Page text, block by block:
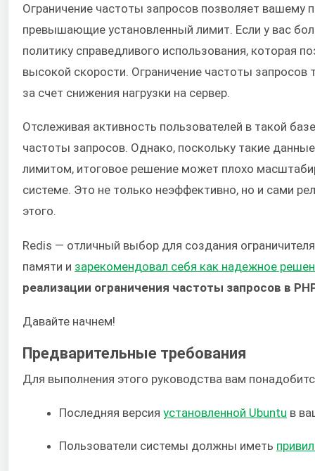
Ограничение частоты запросов позволяет вашему
превышающие установленный лимит. Если у вас
политику справедливого использования, которая
высокой скорости. Ограничение частоты
за счет снижения нагрузки на сервер.
Отслеживая активность пользователей в такой
частоты запросов. Однако, поскольку такие
лимитом, итоговое решение может плохо
системе. Это не только неэффективно, но и сами
этого.
Redis — отличный выбор для создания
памяти и зарекомендовал себя как надежное
реализации ограничения частоты запросов в
Давайте начнем!
Предварительные требования
Для выполнения этого руководства вам
Последняя версия установленной Ubuntu в
Пользователи системы должны иметь